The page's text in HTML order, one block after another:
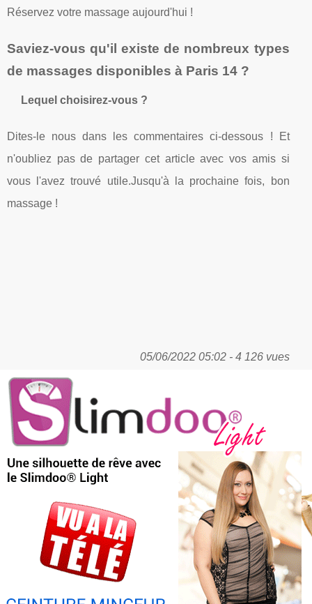
Réservez votre massage aujourd'hui !
Saviez-vous qu'il existe de nombreux types
de massages disponibles à Paris 14 ?
Lequel choisirez-vous ?
Dites-le nous dans les commentaires ci-dessous ! Et
n'oubliez pas de partager cet article avec vos amis si
vous l'avez trouvé utile.Jusqu'à la prochaine fois, bon
massage !
05/06/2022 05:02 - 4 126 vues